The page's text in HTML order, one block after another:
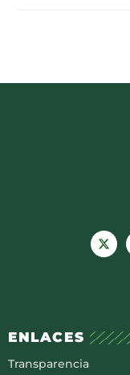
ENLACES
Transparencia